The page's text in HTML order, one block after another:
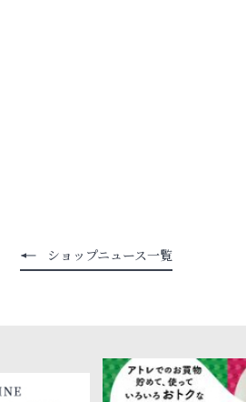
ショップニュース一覧